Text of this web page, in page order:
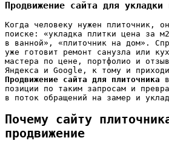
Продвижение сайта для укладки
Когда человеку нужен плиточник,
поиске: «укладка плитки цена за
в ванной», «плиточник на дом».
уже готовит ремонт санузла или
мастера по цене, портфолио и
Яндекса и Google, к тому и
Продвижение сайта для плиточника
позиции по таким запросам и
в поток обращений на замер и
Почему сайту
продвижение